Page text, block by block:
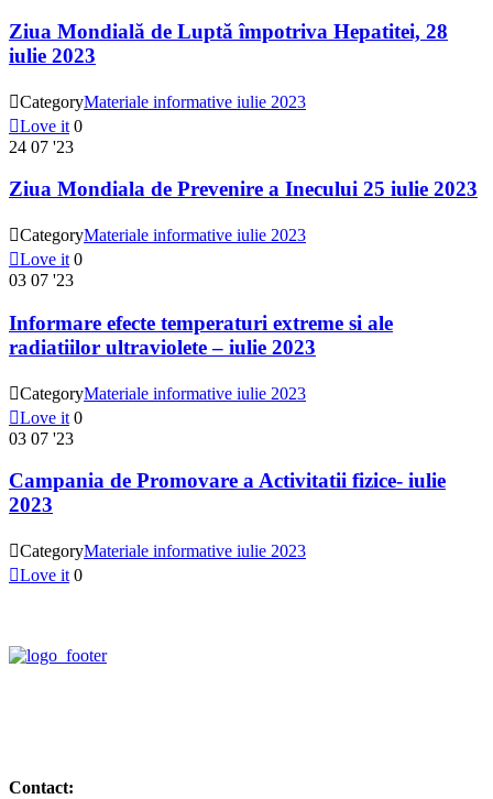
Ziua Mondială de Luptă împotriva Hepatitei, 28
iulie 2023
CategoryMateriale informative iulie 2023
Love it 0
24 07 '23
Ziua Mondiala de Prevenire a Inecului 25 iulie 2023
CategoryMateriale informative iulie 2023
Love it 0
03 07 '23
Informare efecte temperaturi extreme si ale
radiatiilor ultraviolete – iulie 2023
CategoryMateriale informative iulie 2023
Love it 0
03 07 '23
Campania de Promovare a Activitatii fizice- iulie
2023
CategoryMateriale informative iulie 2023
Love it 0
Contact: